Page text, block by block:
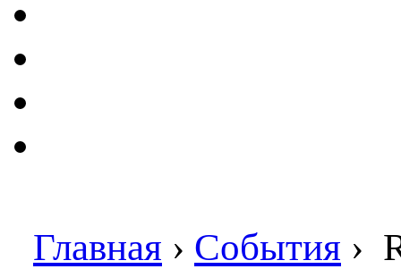
Главная › События ›